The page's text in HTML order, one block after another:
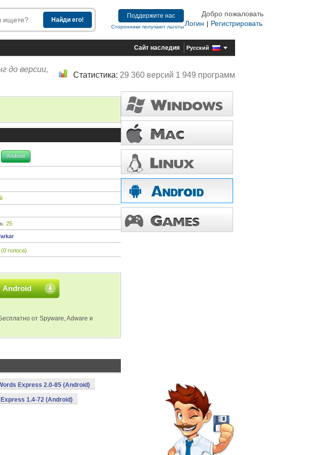
Поддержите нас
Сторонники получают льготы
Добро пожаловать
Логин
Регистрировать
Сайт наследия Русский
до версии,
Статистика: 29 360 версий 1 949 программ
Android
25
(0 голоса)
Android
Бесплатно от Spyware, Adware и
Express 2.0-85 (Android)
1.4-72 (Android)